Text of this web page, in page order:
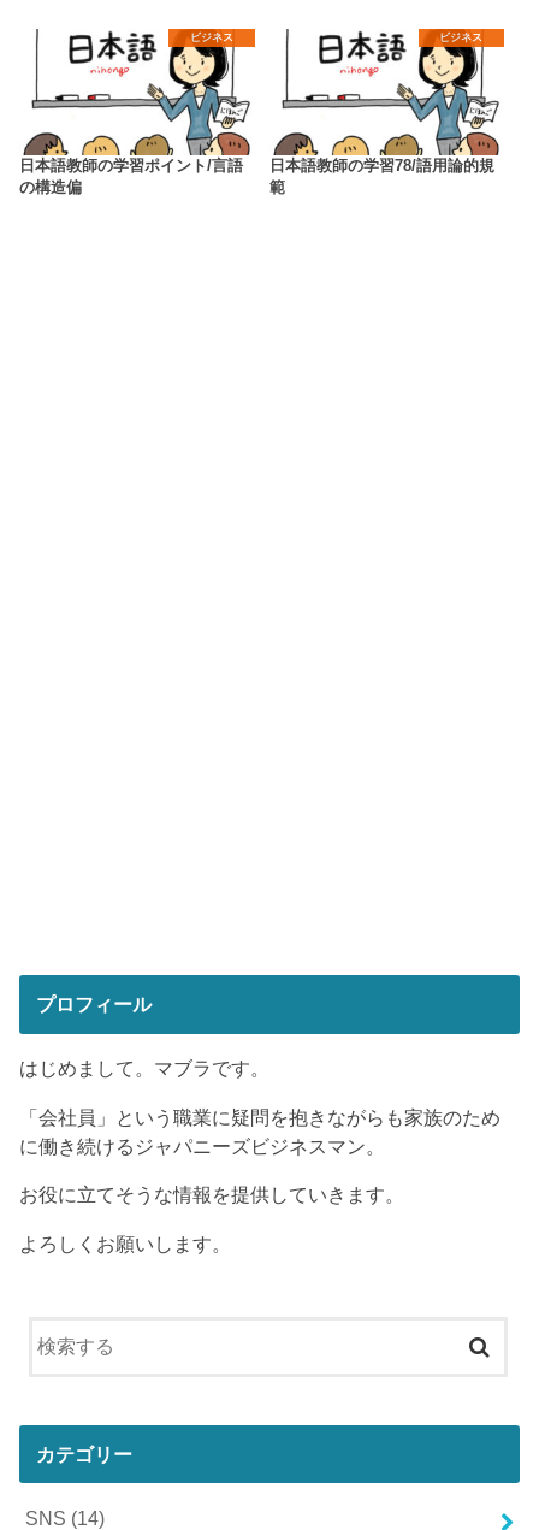
ビジネス
日本語教師の学習ポイント/言語
の構造偏
ビジネス
日本語教師の学習78/語用論的規
範
プロフィール
はじめまして。マブラです。
「会社員」という職業に疑問を抱きながらも家族のため
に働き続けるジャパニーズビジネスマン。
お役に立てそうな情報を提供していきます。
よろしくお願いします。
カテゴリー
SNS (14)